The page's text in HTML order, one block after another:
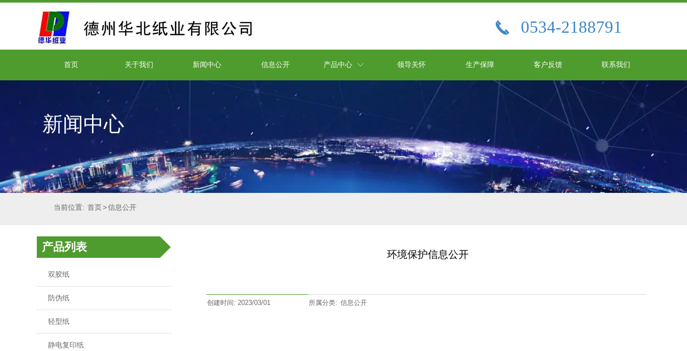
 0534-2188791
首页 关于我们 新闻中心 信息公开 产品中心  领导关怀 生产保障 客户反馈 联系我们
当前位置: 首页>信息公开
环境保护信息公开
创建时间: 2023/03/01 所属分类: 信息公开
新闻中心
产品列表
双胶纸
防伪纸
轻型纸
静电复印纸